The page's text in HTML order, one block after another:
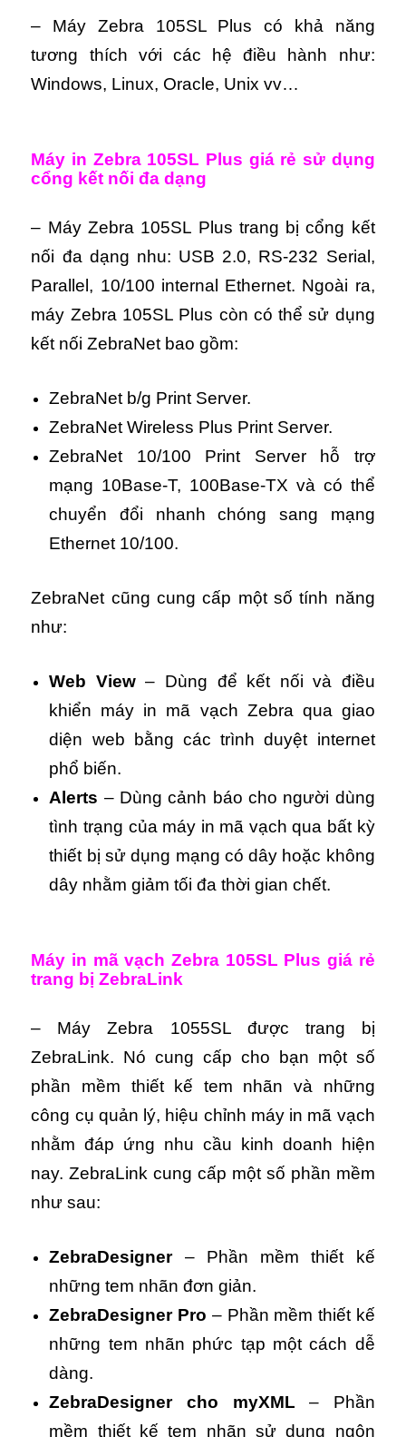
– Máy Zebra 105SL Plus có khả năng
tương thích với các hệ điều hành như:
Windows, Linux, Oracle, Unix vv…
Máy in Zebra 105SL Plus giá rẻ sử dụng
cổng kết nối đa dạng
– Máy Zebra 105SL Plus trang bị cổng kết
nối đa dạng nhu: USB 2.0, RS-232 Serial,
Parallel, 10/100 internal Ethernet. Ngoài ra,
máy Zebra 105SL Plus còn có thể sử dụng
kết nối ZebraNet bao gồm:
ZebraNet b/g Print Server.
ZebraNet Wireless Plus Print Server.
ZebraNet 10/100 Print Server hỗ trợ
mạng 10Base-T, 100Base-TX và có thể
chuyển đổi nhanh chóng sang mạng
Ethernet 10/100.
ZebraNet cũng cung cấp một số tính năng
như:
Web View– Dùng để kết nối và điều
khiển máy in mã vạch Zebra qua giao
diện web bằng các trình duyệt internet
phổ biến.
Alerts – Dùng cảnh báo cho người dùng
tình trạng của máy in mã vạch qua bất kỳ
thiết bị sử dụng mạng có dây hoặc không
dây nhằm giảm tối đa thời gian chết.
Máy in mã vạch Zebra 105SL Plus giá rẻ
trang bị ZebraLink
– Máy Zebra 1055SL được trang bị
ZebraLink. Nó cung cấp cho bạn một số
phần mềm thiết kế tem nhãn và những
công cụ quản lý, hiệu chỉnh máy in mã vạch
nhằm đáp ứng nhu cầu kinh doanh hiện
nay. ZebraLink cung cấp một số phần mềm
như sau:
ZebraDesigner – Phần mềm thiết kế
những tem nhãn đơn giản.
ZebraDesigner Pro – Phần mềm thiết kế
những tem nhãn phức tạp một cách dễ
dàng.
ZebraDesigner cho myXML – Phần
mềm thiết kế tem nhãn sử dụng ngôn